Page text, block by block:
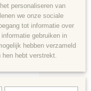
personaliseren van
we onze sociale
tot informatie over
gebruiken in
hebben verzameld
hen hebt verstrekt.